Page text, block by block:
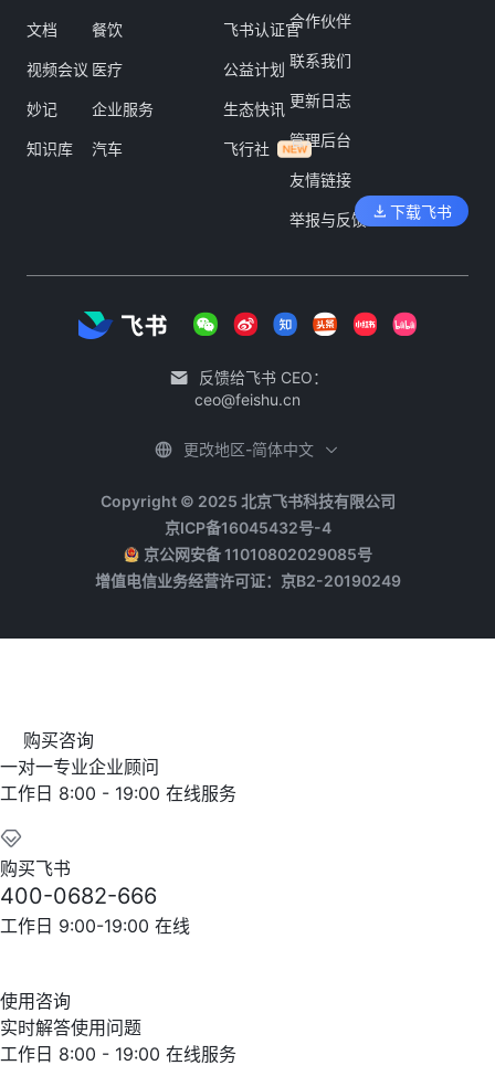
文档
视频会议
妙记
知识库
餐饮
医疗
企业服务
汽车
飞书认证官
公益计划
生态快讯
飞行社
合作伙伴
联系我们
更新日志
管理后台
友情链接
举报与反馈 下载飞书
反馈给飞书 CEO：
ceo@feishu.cn
Copyright © 2025 北京飞书科技有限公司
京ICP备16045432号-4
京公网安备 11010802029085号
增值电信业务经营许可证：京B2-20190249
更改地区-简体中文
购买咨询
一对一专业企业顾问
工作日 8:00 - 19:00 在线服务
购买飞书
400-0682-666
工作日 9:00-19:00 在线
使用咨询
实时解答使用问题
工作日 8:00 - 19:00 在线服务